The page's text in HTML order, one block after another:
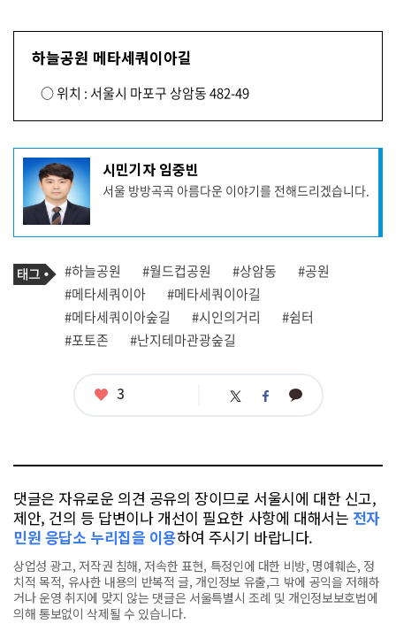
하늘공원 메타세쿼이아길
○ 위치 : 서울시 마포구 상암동 482-49
기
사
작
성
자
프
필
시민기자 임중빈
서울 방방곡곡 아름다운 이야기를 전해드리겠습니다.
기
사
관
련
태
그
태
그
#하늘공원 #월드컵공원 #상암동
#공원
#메타세쿼이아
#메타세쿼이아길
#메타세쿼이아숲길
#시인의거리
#쉼터
#포토존
#난지테마관광숲길
좋
3 트 페 카
댓글은 자유로운 의견 공유의 장이므로 서울시에 대한 신고,
제안, 건의 등 답변이나 개선이 필요한 사항에 대해서는 전자
민원 응답소 누리집을 이용하여 주시기 바랍니다.
상업성 광고, 저작권 침해, 저속한 표현, 특정인에 대한 비방, 명예훼손, 정
치적 목적, 유사한 내용의 반복적 글, 개인정보 유출,그 밖에 공익을 저해하
거나 운영 취지에 맞지 않는 댓글은 서울특별시 조례 및 개인정보보호법에
의해 통보없이 삭제될 수 있습니다.